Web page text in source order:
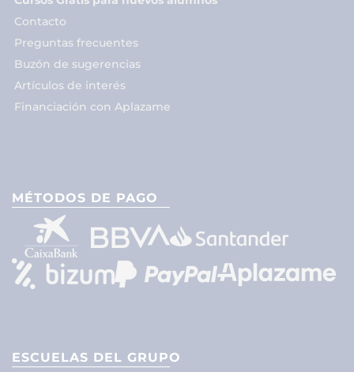
Contacto
Preguntas frecuentes
Buzón de sugerencias
Artículos de interés
Financiación con Aplazame
MÉTODOS DE PAGO
ESCUELAS DEL GRUPO